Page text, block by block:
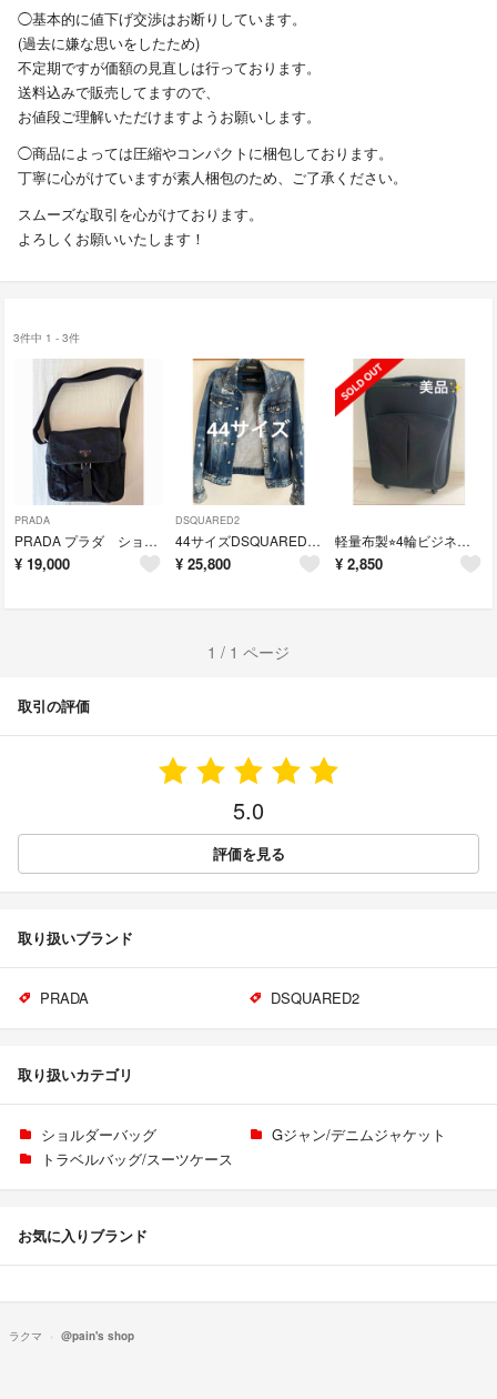
◯基本的に値下げ交渉はお断りしています。
(過去に嫌な思いをしたため)
不定期ですが価額の見直しは行っております。
送料込みで販売してますので、
お値段ご理解いただけますようお願いします。
◯商品によっては圧縮やコンパクトに梱包しております。
丁寧に心がけていますが素人梱包のため、ご了承ください。
スムーズな取引を心がけております。
よろしくお願いいたします！
3件中 1 - 3件
PRADA
PRADA プラダ ショルダーバッグ ナイロン ブラック 軽量
¥ 19,000
DSQUARED2
44サイズDSQUARED2 デニムジャケット ダメージ加工
¥ 25,800
軽量布製⭐︎4輪ビジネスキャリーケース
¥ 2,850
1 / 1 ページ
取引の評価
5.0
評価を見る
取り扱いブランド
PRADA DSQUARED2
取り扱いカテゴリ
ショルダーバッグ
Gジャン/デニムジャケット
トラベルバッグ/スーツケース
お気に入りブランド
ラクマ @pain's shop